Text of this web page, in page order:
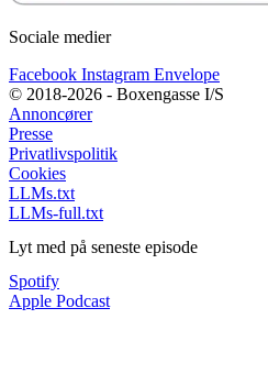
Sociale medier
Facebook Instagram Envelope
© 2018-2026 - Boxengasse I/S
Annoncører
Presse
Privatlivspolitik
Cookies
LLMs.txt
LLMs-full.txt
Lyt med på seneste episode
Spotify
Apple Podcast